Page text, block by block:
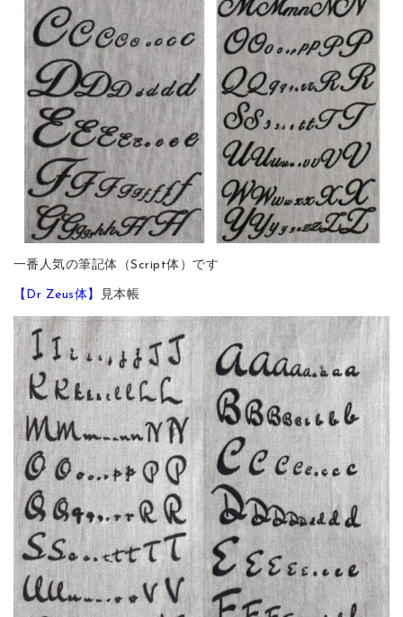
一番人気の筆記体（Script体）です
【Dr Zeus体】 見本帳